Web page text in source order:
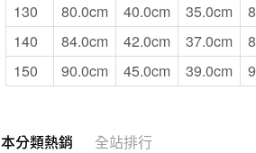
130
80.0cm 40.0cm 35.0cm
140
84.0cm 42.0cm 37.0cm
150
90.0cm 45.0cm 39.0cm
本分類熱銷 全站排行